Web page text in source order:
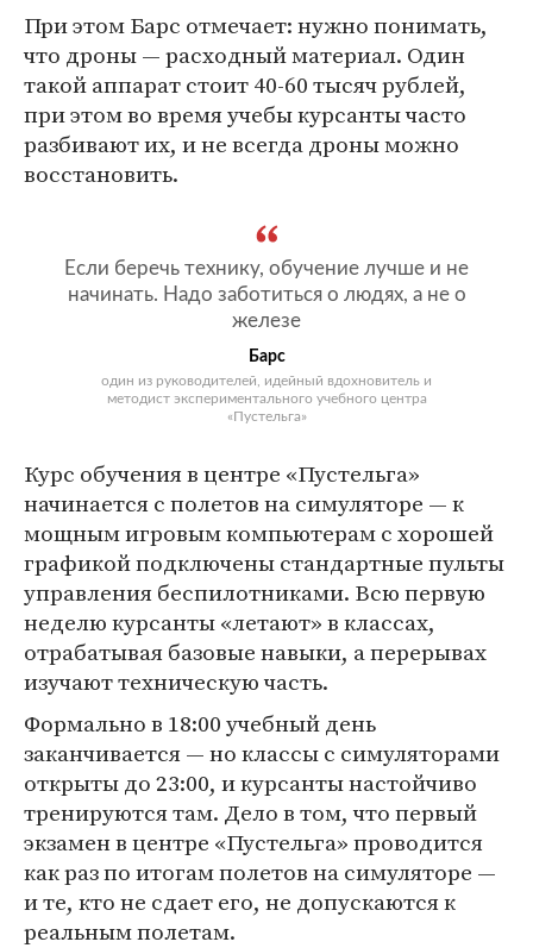
При этом Барс отмечает: нужно понимать,
что дроны — расходный материал. Один
такой аппарат стоит 40-60 тысяч рублей,
при этом во время учебы курсанты часто
разбивают их, и не всегда дроны можно
восстановить.
Если беречь технику, обучение лучше и не
начинать. Надо заботиться о людях, а не о
железе
Барс
один из руководителей, идейный вдохновитель и
методист экспериментального учебного центра
«Пустельга»
Курс обучения в центре «Пустельга»
начинается с полетов на симуляторе — к
мощным игровым компьютерам с хорошей
графикой подключены стандартные пульты
управления беспилотниками. Всю первую
неделю курсанты «летают» в классах,
отрабатывая базовые навыки, а перерывах
изучают техническую часть.
Формально в 18:00 учебный день
заканчивается — но классы с симуляторами
открыты до 23:00, и курсанты настойчиво
тренируются там. Дело в том, что первый
экзамен в центре «Пустельга» проводится
как раз по итогам полетов на симуляторе —
и те, кто не сдает его, не допускаются к
реальным полетам.